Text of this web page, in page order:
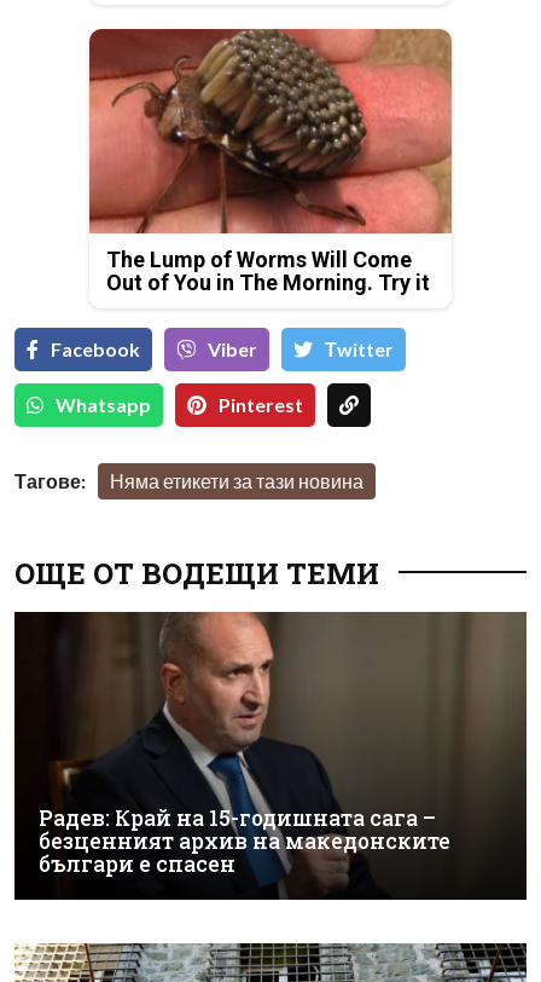
The Lump of Worms Will Come
Out of You in The Morning. Try it
Facebook Viber Тwitter
Whatsapp Pinterest
Тагове: Няма етикети за тази новина
ОЩЕ ОТ ВОДЕЩИ ТЕМИ
Радев: Край на 15-годишната сага –
безценният архив на македонските
българи е спасен